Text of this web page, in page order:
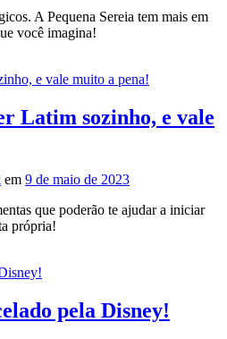
A Pequena Sereia tem mais em
você imagina!
e vale muito a pena!
Latim sozinho, e vale
em 9 de maio de 2023
que poderão te ajudar a iniciar
própria!
pela Disney!